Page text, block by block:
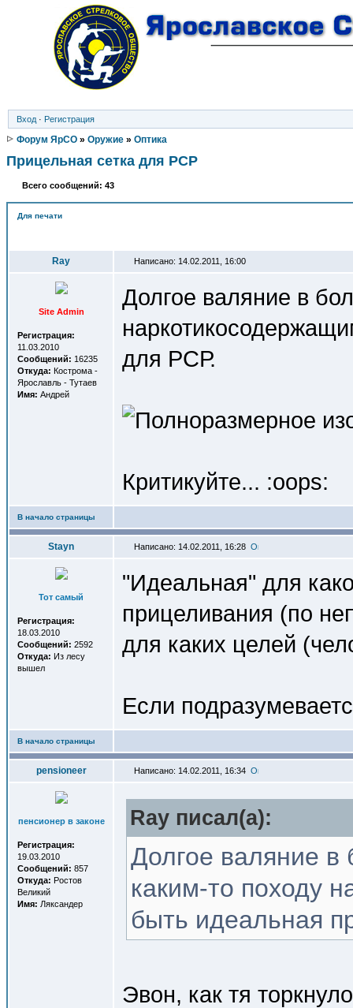
Вход · Регистрация
Форум ЯрСО » Оружие » Оптика
Прицельная сетка для PCP
Всего сообщений: 43
Для печати
Ray Написано: 14.02.2011, 16:00
Site Admin
Регистрация:
11.03.2010
Сообщений: 16235
Откуда: Кострома -
Ярославль - Тутаев
Имя: Андрей
Долгое валяние в
для РСР.
Критикуйте... :oops:
В начало страницы
Stayn Написано: 14.02.2011, 16:28
Тот самый
Регистрация:
18.03.2010
Сообщений: 2592
Откуда: Из лесу
вышел
"Идеальная" для
прицеливания (по
для каких целей
Если
В начало страницы
pensioneer Написано: 14.02.2011, 16:34
пенсионер в законе
Регистрация:
19.03.2010
Сообщений: 857
Откуда: Ростов
Великий
Имя: Ляксандер
Ray писал(a):
Долгое валяние в
каким-то походу
быть идеальная
Эвон, как тя